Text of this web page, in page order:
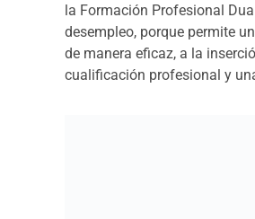
la Formación Profesional
desempleo, porque permite
de manera eficaz, a la
cualificación profesional y